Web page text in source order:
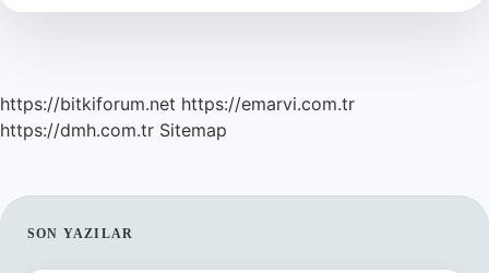
Nedir
https://bitkiforum.net https://emarvi.com.tr
https://dmh.com.tr Sitemap
SIDEBAR
SON YAZILAR